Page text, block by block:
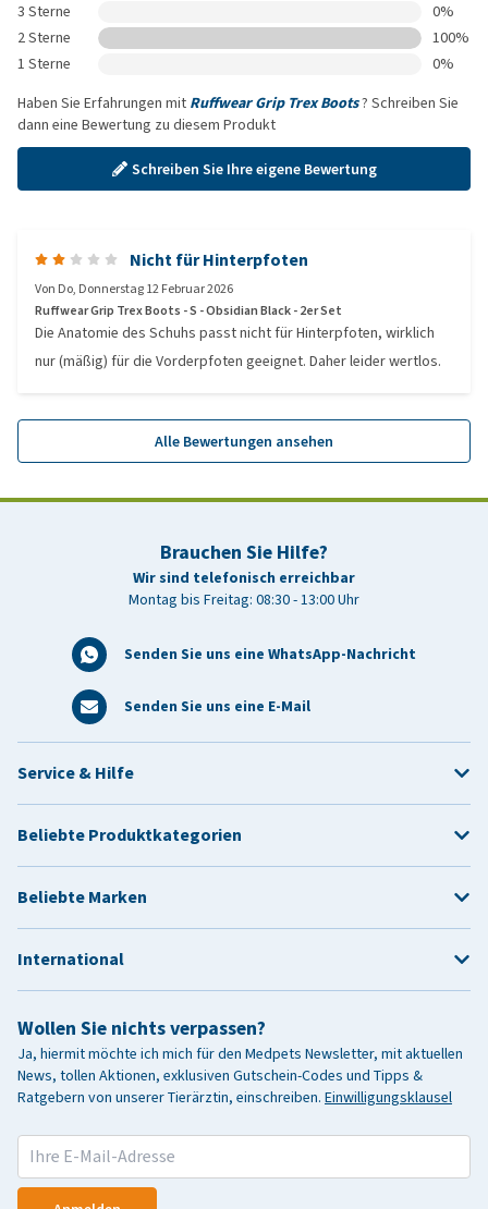
3 Sterne
0%
2 Sterne
100%
1 Sterne
0%
Haben Sie Erfahrungen mit Ruffwear Grip Trex Boots? Schreiben Sie
dann eine Bewertung zu diesem Produkt
Schreiben Sie Ihre eigene Bewertung
Nicht für Hinterpfoten
Von Do, Donnerstag 12 Februar 2026
Ruffwear Grip Trex Boots - S - Obsidian Black - 2er Set
Die Anatomie des Schuhs passt nicht für Hinterpfoten, wirklich
nur (mäßig) für die Vorderpfoten geeignet. Daher leider wertlos.
Alle Bewertungen ansehen
Brauchen Sie Hilfe?
Wir sind telefonisch erreichbar
Montag bis Freitag: 08:30 - 13:00 Uhr
Senden Sie uns eine WhatsApp-Nachricht
Senden Sie uns eine E-Mail
Wollen Sie nichts verpassen?
Ja, hiermit möchte ich mich für den Medpets Newsletter, mit aktuellen
News, tollen Aktionen, exklusiven Gutschein-Codes und Tipps &
Ratgebern von unserer Tierärztin, einschreiben. Einwilligungsklausel
Service & Hilfe
Beliebte Produktkategorien
Beliebte Marken
International